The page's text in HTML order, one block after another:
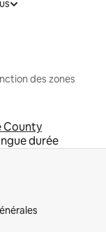
des zones
County
durée